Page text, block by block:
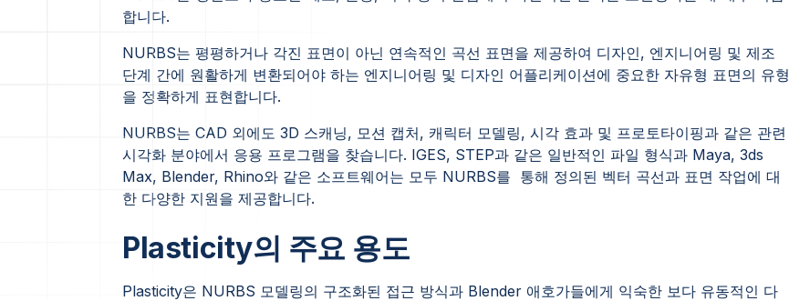
합니다.
NURBS는 평평하거나 각진 표면이 아닌 연속적인 곡선 표면을 제공하여 디자인, 엔지니어링 및 제조
단계 간에 원활하게 변환되어야 하는 엔지니어링 및 디자인 어플리케이션에 중요한 자유형 표면의 유형
을 정확하게 표현합니다.
NURBS는 CAD 외에도 3D 스캐닝, 모션 캡처, 캐릭터 모델링, 시각 효과 및 프로토타이핑과 같은 관련
시각화 분야에서 응용 프로그램을 찾습니다. IGES, STEP과 같은 일반적인 파일 형식과 Maya, 3ds
Max, Blender, Rhino와 같은 소프트웨어는 모두 NURBS를 통해 정의된 벡터 곡선과 표면 작업에 대
한 다양한 지원을 제공합니다.
Plasticity의 주요 용도
Plasticity은 NURBS 모델링의 구조화된 접근 방식과 Blender 애호가들에게 익숙한 보다 유동적인 다